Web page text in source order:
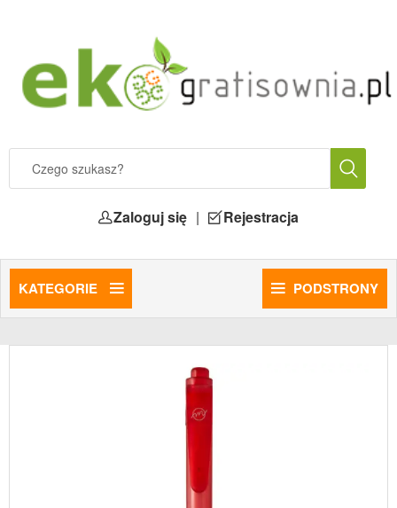
Zaloguj się | Rejestracja
KATEGORIE PODSTRONY